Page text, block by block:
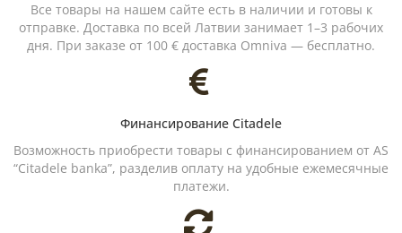
Все товары на нашем сайте есть в наличии и готовы к
отправке. Доставка по всей Латвии занимает 1–3 рабочих
дня. При заказе от 100 € доставка Omniva — бесплатно.
Финансирование Citadele
Возможность приобрести товары с финансированием от AS
“Citadele banka”, разделив оплату на удобные ежемесячные
платежи.